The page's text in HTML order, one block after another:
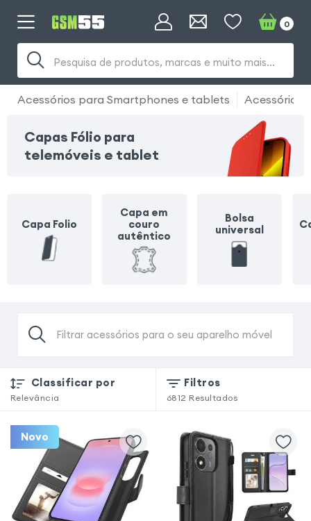
Pesquisa de produtos, marcas e muito mais...
0
Acessórios para Smartphones e tablets Acessórios
Capas Fólio para
telemóveis e tablet
Capa Folio
Capa em
couro
autêntico
Bolsa
universal
Filtrar acessórios para o seu aparelho móvel
Classificar por
Relevância
Filtros
6812 Resultados
Novo